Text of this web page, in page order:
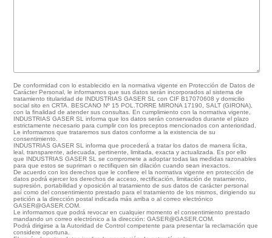
De conformidad con lo establecido en la normativa vigente en Protección de Datos de
Carácter Personal, le informamos que sus datos serán incorporados al sistema de
tratamiento titularidad de INDUSTRIAS GASER SL con CIF B17070608 y domicilio
social sito en CRTA. BESCANO Nº 15 POL.TORRE MIRONA 17190, SALT (GIRONA),
con la finalidad de atender sus consultas. En cumplimiento con la normativa vigente,
INDUSTRIAS GASER SL informa que los datos serán conservados durante el plazo
estrictamente necesario para cumplir con los preceptos mencionados con anterioridad.
Le informamos que trataremos sus datos conforme a la existencia de su
consentimiento.
INDUSTRIAS GASER SL informa que procederá a tratar los datos de manera lícita,
leal, transparente, adecuada, pertinente, limitada, exacta y actualizada. Es por ello
que INDUSTRIAS GASER SL se compromete a adoptar todas las medidas razonables
para que estos se supriman o rectifiquen sin dilación cuando sean inexactos.
De acuerdo con los derechos que le confiere el la normativa vigente en protección de
datos podrá ejercer los derechos de acceso, rectificación, limitación de tratamiento,
supresión, portabilidad y oposición al tratamiento de sus datos de carácter personal
así como del consentimiento prestado para el tratamiento de los mismos, dirigiendo su
petición a la dirección postal indicada más arriba o al correo electrónico
GASER@GASER.COM.
Le informamos que podrá revocar en cualquier momento el consentimiento prestado
mandando un correo electrónico a la dirección: GASER@GASER.COM.
Podrá dirigirse a la Autoridad de Control competente para presentar la reclamación que
considere oportuna.